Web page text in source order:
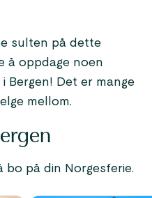
sulten på dette
å oppdage noen
Bergen! Det er mange
mellom.
på din Norgesferie.